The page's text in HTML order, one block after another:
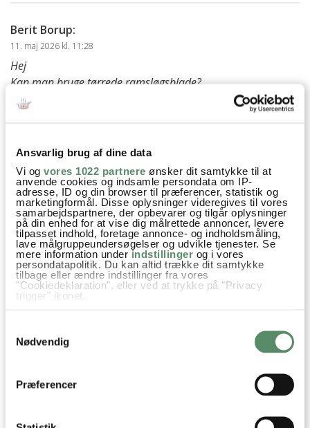
Ansvarlig brug af dine data
Vi og vores 1022 partnere ønsker dit samtykke til at
anvende cookies og indsamle persondata om IP-
adresse, ID og din browser til præferencer, statistik og
marketingformål. Disse oplysninger videregives til vores
samarbejdspartnere, der opbevarer og tilgår oplysninger
på din enhed for at vise dig målrettede annoncer, levere
tilpasset indhold, foretage annonce- og indholdsmåling,
lave målgruppeundersøgelser og udvikle tjenester. Se
mere information under indstillinger og i vores
persondatapolitik. Du kan altid trække dit samtykke
tilbage eller ændre indstillinger fra vores
"Cookiedeklaration", eller ved at trykke på "Privacy
trigger" ikonet.
Indsamle præcise oplysninger om din placering,
der kan være nøjagtig inden for få meter
Identificere din enhed baseret på en scanning af
Nødvendig
Præferencer
Berit Borup:
11. maj 2026 kl. 11:28
Hej
Kan man bruge tørrede ramsløgsblade?
Mvh. Berit
Ann-Christine:
11. maj 2026 kl. 11:32
Hej Berit
Måske, det må da vist komme an på en prøve …
:)
Jeg vil tro du skal have ekstra olivenolie i og lige
justere lidt til med mængde på det forskellige.
God fornøjelse
Kh Ann-Christine
Jeg har lavet din ramsløgspesto i en del år efterhånden, og